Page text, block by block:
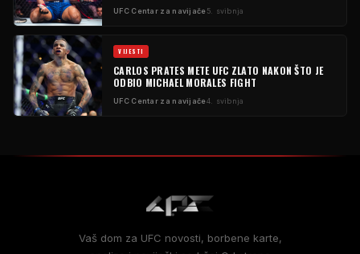
UFCCentar za navijače5. svibnja
VIJESTI
CARLOS PRATES METE UFC ZLATO NAKON ŠTO JE
ODBIO MICHAEL MORALES FIGHT
UFCCentar za navijače4. svibnja
Vaš dom za UFC novosti, borbene karte,